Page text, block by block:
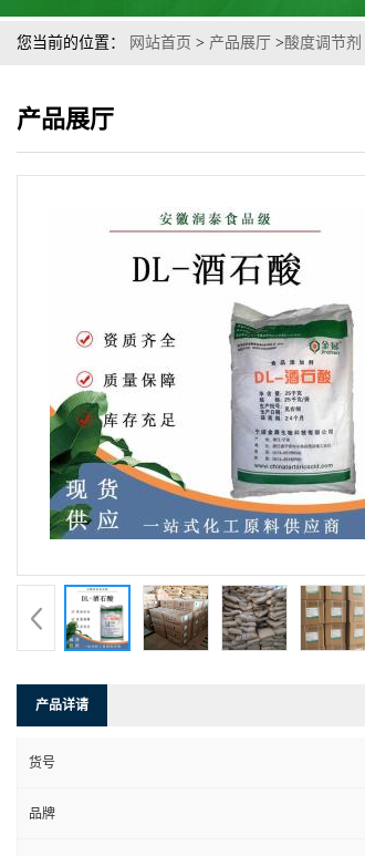
您当前的位置： 网站首页 > 产品展厅 >酸度调节剂
产品展厅
产品详请
货号
品牌